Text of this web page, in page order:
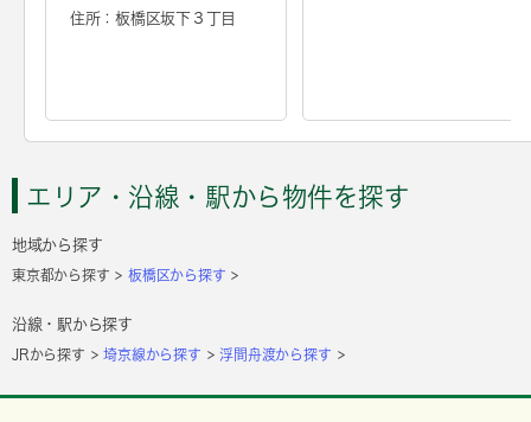
住所：板橋区坂下３丁目
エリア・沿線・駅から物件を探す
地域から探す
東京都から探す 板橋区から探す
沿線・駅から探す
JRから探す 埼京線から探す 浮間舟渡から探す